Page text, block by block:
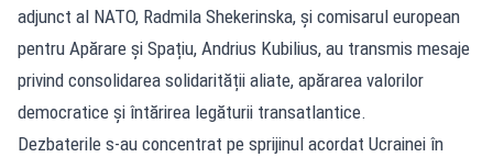
adjunct al NATO, Radmila Shekerinska, și comisarul european
pentru Apărare și Spațiu, Andrius Kubilius, au transmis mesaje
privind consolidarea solidarității aliate, apărarea valorilor
democratice și întărirea legăturii transatlantice.
Dezbaterile s-au concentrat pe sprijinul acordat Ucrainei în